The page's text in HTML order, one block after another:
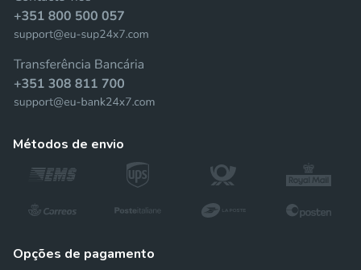
métodos de envio
opções de pagamento